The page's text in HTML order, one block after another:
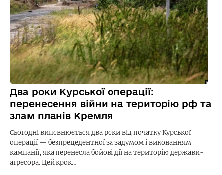
Два роки Курської операції:
перенесення війни на територію рф та
злам планів Кремля
Сьогодні виповнюється два роки від початку Курської
операції — безпрецедентної за задумом і виконанням
кампанії, яка перенесла бойові дії на територію держави-
агресора. Цей крок…